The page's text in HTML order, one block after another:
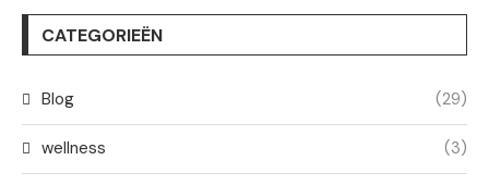
CATEGORIEËN
Blog (29)
wellness (3)